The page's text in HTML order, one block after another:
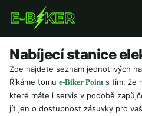
obsahu
Nabíjecí stanice
Zde najdete seznam jednotlivých
Říkáme tomu e-Biker Point s tím, že
které máte i servis v podobě
jít jen o dostupnost zásuvky pro